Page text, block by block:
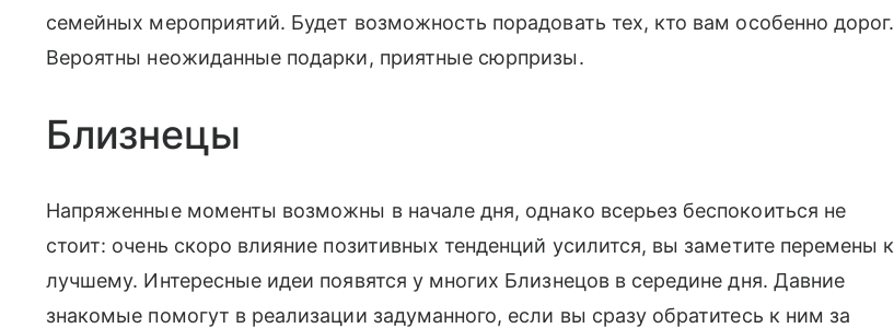
семейных мероприятий. Будет возможность порадовать тех, кто вам особенно дорог.
Вероятны неожиданные подарки, приятные сюрпризы.
Близнецы
Напряженные моменты возможны в начале дня, однако всерьез беспокоиться не
стоит: очень скоро влияние позитивных тенденций усилится, вы заметите перемены к
лучшему. Интересные идеи появятся у многих Близнецов в середине дня. Давние
знакомые помогут в реализации задуманного, если вы сразу обратитесь к ним за